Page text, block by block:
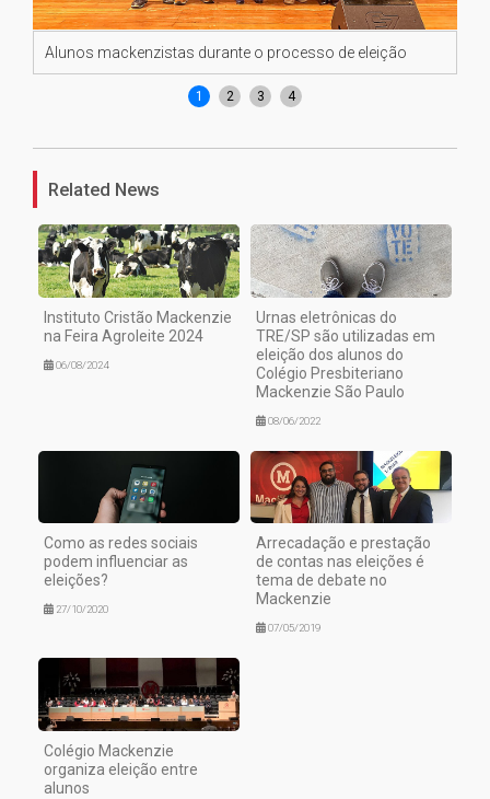
Alunos mackenzistas durante o processo de eleição
1 2 3 4
Related News
Instituto Cristão Mackenzie
na Feira Agroleite 2024
06/08/2024
Urnas eletrônicas do
TRE/SP são utilizadas em
eleição dos alunos do
Colégio Presbiteriano
Mackenzie São Paulo
08/06/2022
Como as redes sociais
podem influenciar as
eleições?
27/10/2020
Arrecadação e prestação
de contas nas eleições é
tema de debate no
Mackenzie
07/05/2019
Colégio Mackenzie
organiza eleição entre
alunos